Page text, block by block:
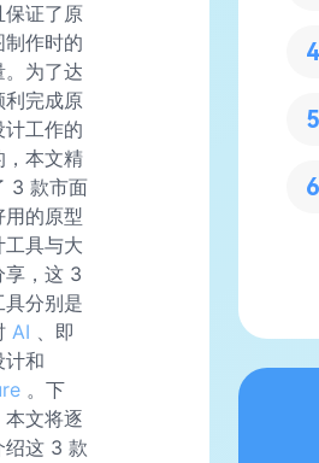
保证了原
制作时的
。为了达
利完成原
计工作的
，本文精
3 款市面
用的原型
工具与大
享，这 3
具分别是
AI 、即
计和
。下
本文将逐
绍这 3 款